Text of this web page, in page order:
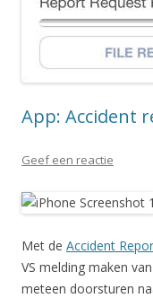
App: Accident
Geef een reactie
Met de Accident
VS melding maken
meteen doorsturen